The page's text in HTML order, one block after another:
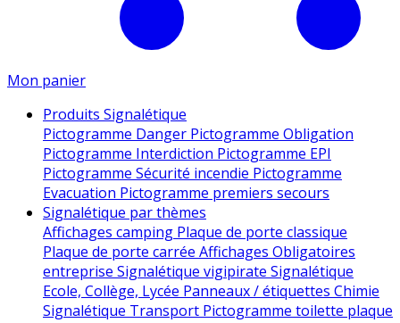
Mon panier
Produits Signalétique
Pictogramme Danger Pictogramme Obligation
Pictogramme Interdiction Pictogramme EPI
Pictogramme Sécurité incendie Pictogramme
Evacuation Pictogramme premiers secours
Signalétique par thèmes
Affichages camping Plaque de porte classique
Plaque de porte carrée Affichages Obligatoires
entreprise Signalétique vigipirate Signalétique
Ecole, Collège, Lycée Panneaux / étiquettes Chimie
Signalétique Transport Pictogramme toilette plaque